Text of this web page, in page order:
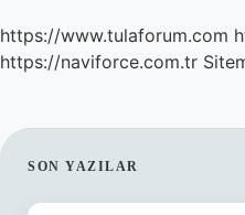
https://www.tulaforum.com
https://naviforce.com.tr
SIDEBAR
SON YAZILAR